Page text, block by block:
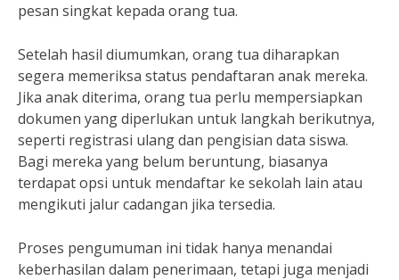
pesan singkat kepada orang tua.
Setelah hasil diumumkan, orang tua diharapkan
segera memeriksa status pendaftaran anak mereka.
Jika anak diterima, orang tua perlu mempersiapkan
dokumen yang diperlukan untuk langkah berikutnya,
seperti registrasi ulang dan pengisian data siswa.
Bagi mereka yang belum beruntung, biasanya
terdapat opsi untuk mendaftar ke sekolah lain atau
mengikuti jalur cadangan jika tersedia.
Proses pengumuman ini tidak hanya menandai
keberhasilan dalam penerimaan, tetapi juga menjadi